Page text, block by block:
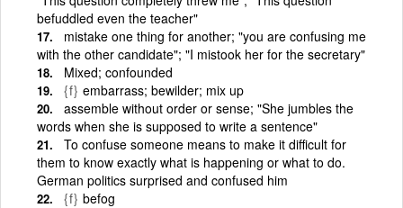
befuddled even the teacher"
mistake one thing for another; "you are confusing me
with the other candidate"; "I mistook her for the secretary"
Mixed; confounded
{f} embarrass; bewilder; mix up
assemble without order or sense; "She jumbles the
words when she is supposed to write a sentence"
To confuse someone means to make it difficult for
them to know exactly what is happening or what to do.
German politics surprised and confused him
{f} befog